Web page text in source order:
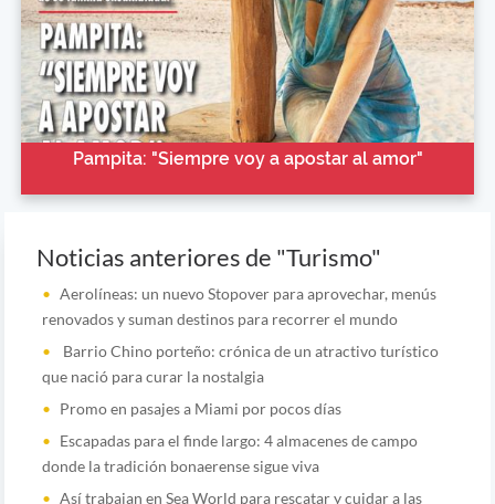
Pampita: "Siempre voy a apostar al amor"
Noticias anteriores de "Turismo"
Aerolíneas: un nuevo Stopover para aprovechar, menús
renovados y suman destinos para recorrer el mundo
Barrio Chino porteño: crónica de un atractivo turístico
que nació para curar la nostalgia
Promo en pasajes a Miami por pocos días
Escapadas para el finde largo: 4 almacenes de campo
donde la tradición bonaerense sigue viva
Así trabajan en Sea World para rescatar y cuidar a las